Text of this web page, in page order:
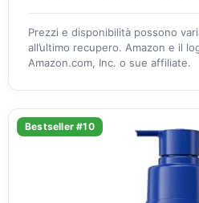
Prezzi e disponibilità possono
all’ultimo recupero. Amazon e il
Amazon.com, Inc. o sue affiliate.
Bestseller #10